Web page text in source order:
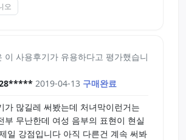
오
이 사용후기가 유용하다고 평가했습니
2019-04-13 구매완료
가 많길레 써봤는데 처녀막이런거는
부 무난한데 여성 음부의 표현이 현실
일 강점입니다 아직 다른건 계속 써봐